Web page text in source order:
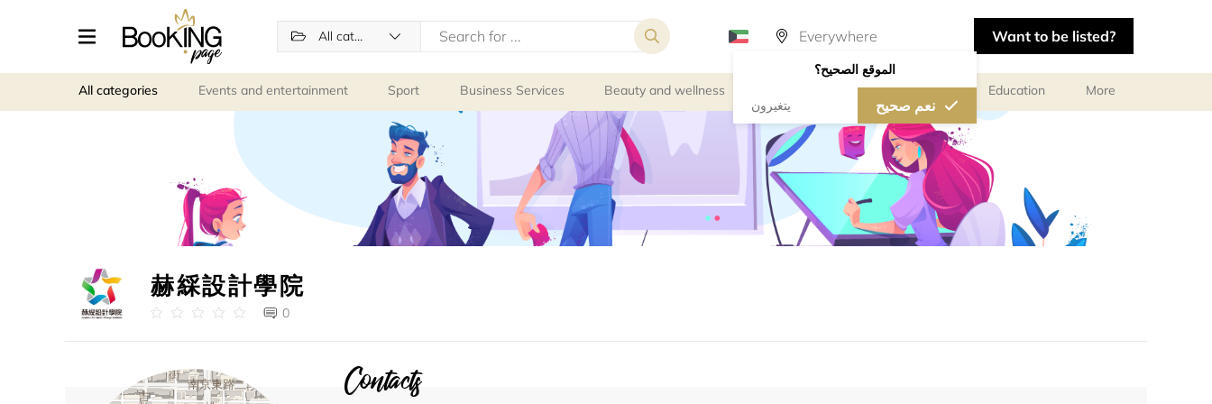
All categories
الموقع الصحيح؟
يتغيرون نعم صحيح
Want to be listed?
All categories Events and entertainment Sport Business Services Beauty and wellness Personal meetings and services Education More
赫綵設計學院
0
Contacts